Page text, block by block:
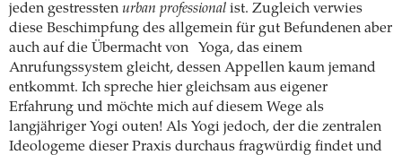
jeden gestressten urban professional ist. Zugleich verwies
diese Beschimpfung des allgemein für gut Befundenen aber
auch auf die Übermacht von
Yoga, das einem
Anrufungssystem gleicht, dessen Appellen kaum jemand
entkommt. Ich spreche hier gleichsam aus eigener
Erfahrung und möchte mich auf diesem Wege als
langjähriger Yogi outen! Als Yogi jedoch, der die zentralen
Ideologeme dieser Praxis durchaus fragwürdig findet und